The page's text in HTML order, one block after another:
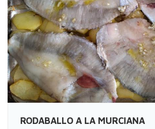
RODABALLO A LA MURCIANA